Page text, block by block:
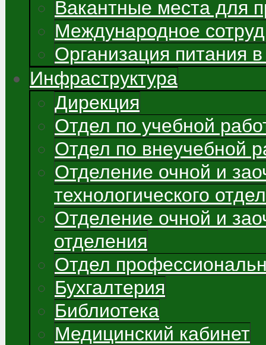
Вакантные места для
Международное
Организация питания
Инфраструктура
Дирекция
Отдел по учебной
Отдел по внеучебной
Отделение очной и
технологического
Отделение очной и
отделения
Отдел
Бухгалтерия
Библиотека
Медицинский кабинет